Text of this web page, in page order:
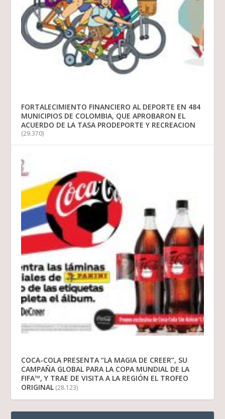
FORTALECIMIENTO FINANCIERO AL DEPORTE EN 484
MUNICIPIOS DE COLOMBIA, QUE APROBARON EL
ACUERDO DE LA TASA PRODEPORTE Y RECREACION
(29.370)
COCA-COLA PRESENTA “LA MAGIA DE CREER”, SU
CAMPAÑA GLOBAL PARA LA COPA MUNDIAL DE LA
FIFA™, Y TRAE DE VISITA A LA REGIÓN EL TROFEO
ORIGINAL (28.123)